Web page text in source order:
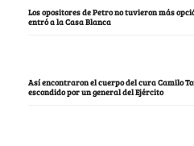
Los opositores de Petro no tuvieron más
entró a la Casa Blanca
Así encontraron el cuerpo del cura Camilo
escondido por un general del Ejército